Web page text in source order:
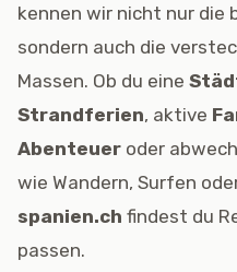
kennen wir nicht nur
sondern auch die
Massen. Ob du eine
Strandferien, aktive
Abenteuer oder
wie Wandern, Surfen
spanien.ch findest du
passen.